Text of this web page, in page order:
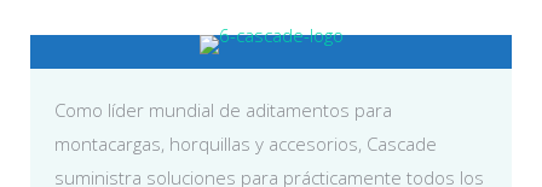
Como líder mundial de aditamentos para
montacargas, horquillas y accesorios, Cascade
suministra soluciones para prácticamente todos los